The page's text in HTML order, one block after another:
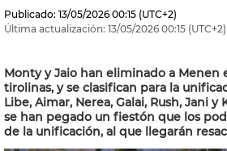
Publicado: 13/05/2026 00:15 (UTC+2)
Última actualización: 13/05/2026 00:15 (UTC+2)
Monty y Jaio han eliminado a Menen
tirolinas, y se clasifican para la
Libe, Aimar, Nerea, Galai, Rush, Jani y
se han pegado un fiestón que los
de la unificación, al que llegarán